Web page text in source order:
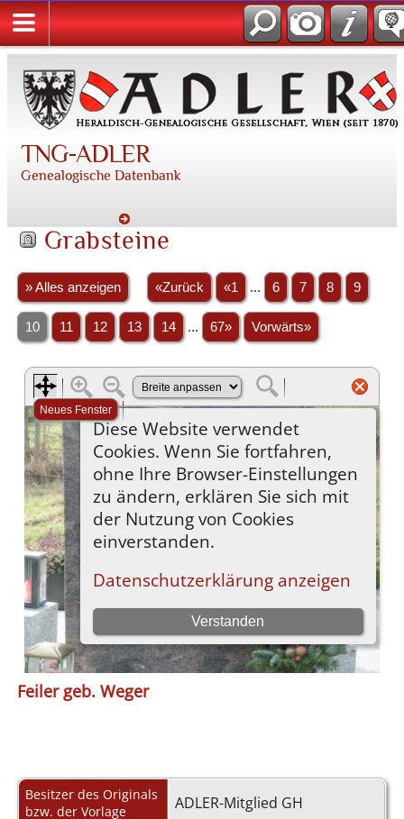
TNG-ADLER
Genealogische Datenbank
Grabsteine
» Alles anzeigen «Zurück «1 ... 6 7 8 9
10 11 12 13 14 ... 67» Vorwärts»
Feiler geb. Weger
Besitzer des Originals
bzw. der Vorlage
ADLER-Mitglied GH